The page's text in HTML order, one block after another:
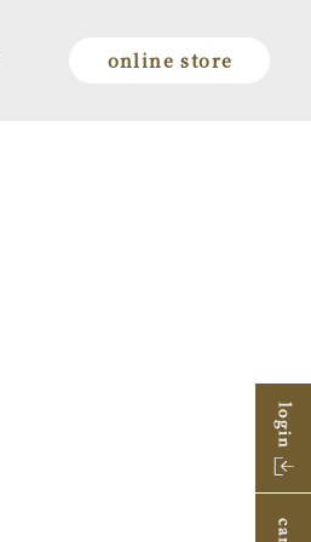
online store